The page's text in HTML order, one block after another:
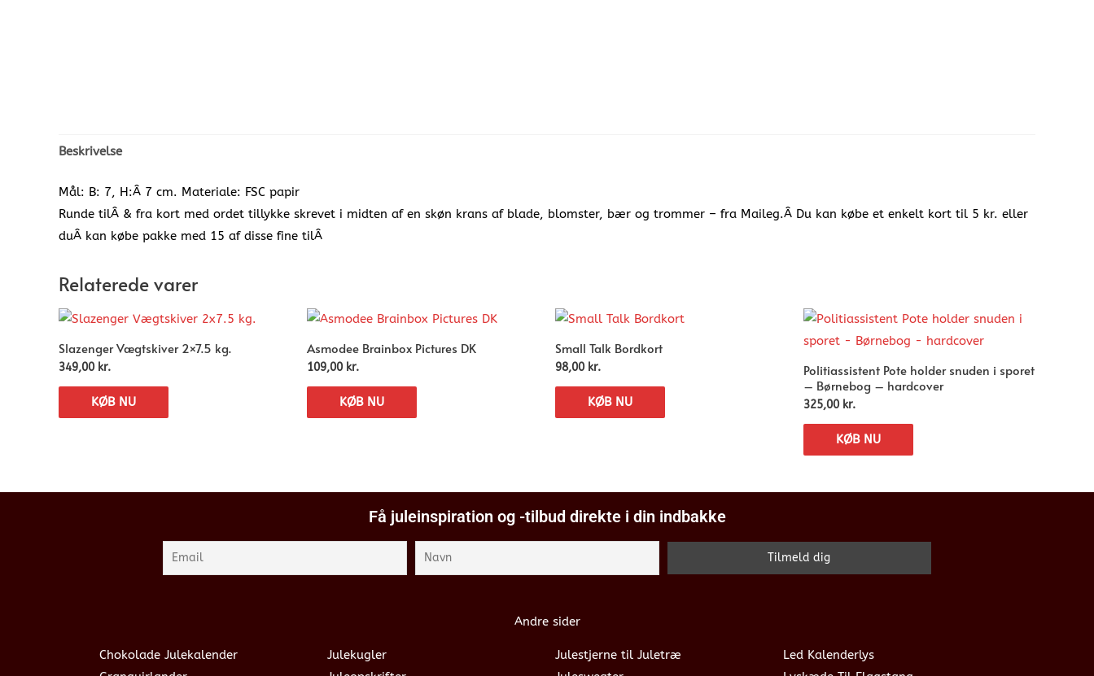
Beskrivelse
Mål: B: 7, H:Â 7 cm. Materiale: FSC papir
Runde tilÂ & fra kort med ordet tillykke skrevet i midten af en skøn krans af blade, blomster, bær og trommer – fra Maileg.Â Du kan købe et enkelt kort til 5 kr. eller
duÂ kan købe pakke med 15 af disse fine tilÂ
Relaterede varer
Slazenger Vægtskiver 2×7.5 kg.
349,00 kr.
KØB NU
Asmodee Brainbox Pictures DK
109,00 kr.
KØB NU
Small Talk Bordkort
98,00 kr.
KØB NU
Politiassistent Pote holder snuden i sporet
– Børnebog – hardcover
325,00 kr.
KØB NU
Få juleinspiration og -tilbud direkte i din indbakke
Andre sider
Chokolade Julekalender
Julekugler
Julestjerne til Juletræ
Led Kalenderlys